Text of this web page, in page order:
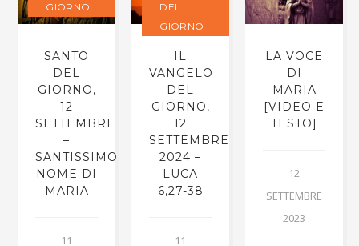
GIORNO
SANTO
DEL
GIORNO,
12
SETTEMBRE
–
SANTISSIMO
NOME DI
MARIA
11
DEL
GIORNO
IL
VANGELO
DEL
GIORNO,
12
SETTEMBRE
2024 –
LUCA
6,27-38
11
LA VOCE
DI
MARIA
[VIDEO E
TESTO]
12
SETTEMBRE
2023